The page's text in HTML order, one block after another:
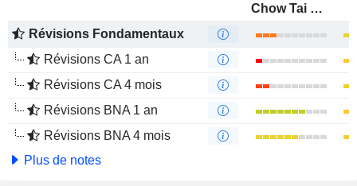
Chow Tai Seng Jewellery Co., Ltd.
Révisions Fondamentaux
Révisions CA 1 an
Révisions CA 4 mois
Révisions BNA 1 an
Révisions BNA 4 mois
Plus de notes